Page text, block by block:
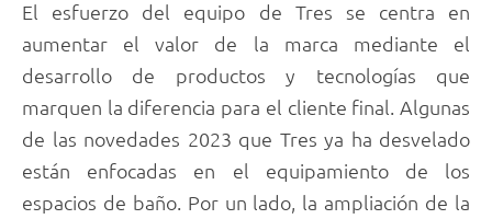
El esfuerzo del equipo de Tres se centra en
aumentar el valor de la marca mediante el
desarrollo de productos y tecnologías que
marquen la diferencia para el cliente final. Algunas
de las novedades 2023 que Tres ya ha desvelado
están enfocadas en el equipamiento de los
espacios de baño. Por un lado, la ampliación de la